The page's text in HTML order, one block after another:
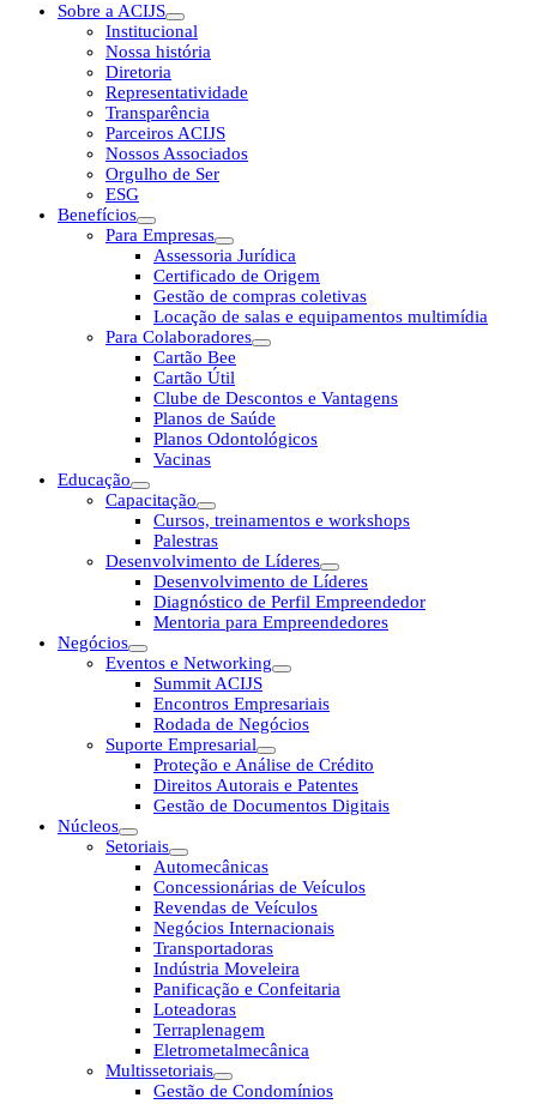
Sobre a ACIJS
Institucional
Nossa história
Diretoria
Representatividade
Transparência
Parceiros ACIJS
Nossos Associados
Orgulho de Ser
ESG
Benefícios
Para Empresas
Assessoria Jurídica
Certificado de Origem
Gestão de compras coletivas
Locação de salas e equipamentos multimídia
Para Colaboradores
Cartão Bee
Cartão Útil
Clube de Descontos e Vantagens
Planos de Saúde
Planos Odontológicos
Vacinas
Educação
Capacitação
Cursos, treinamentos e workshops
Palestras
Desenvolvimento de Líderes
Desenvolvimento de Líderes
Diagnóstico de Perfil Empreendedor
Mentoria para Empreendedores
Negócios
Eventos e Networking
Summit ACIJS
Encontros Empresariais
Rodada de Negócios
Suporte Empresarial
Proteção e Análise de Crédito
Direitos Autorais e Patentes
Gestão de Documentos Digitais
Núcleos
Setoriais
Automecânicas
Concessionárias de Veículos
Revendas de Veículos
Negócios Internacionais
Transportadoras
Indústria Moveleira
Panificação e Confeitaria
Loteadoras
Terraplenagem
Eletrometalmecânica
Multissetoriais
Gestão de Condomínios